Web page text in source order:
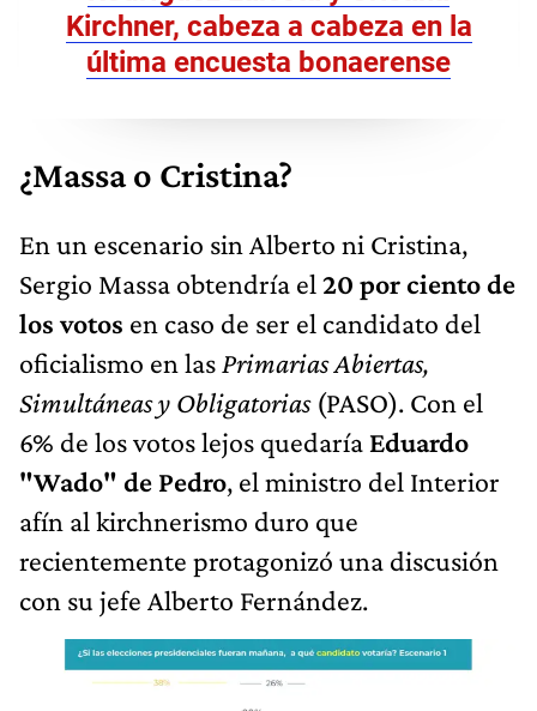
Kirchner, cabeza a cabeza en la
última encuesta bonaerense
¿Massa o Cristina?
En un escenario sin Alberto ni Cristina,
Sergio Massa obtendría el 20 por ciento de
los votos en caso de ser el candidato del
oficialismo en las Primarias Abiertas,
Simultáneas y Obligatorias(PASO). Con el
6% de los votos lejos quedaría Eduardo
"Wado" de Pedro, el ministro del Interior
afín al kirchnerismo duro que
recientemente protagonizó una discusión
con su jefe Alberto Fernández.